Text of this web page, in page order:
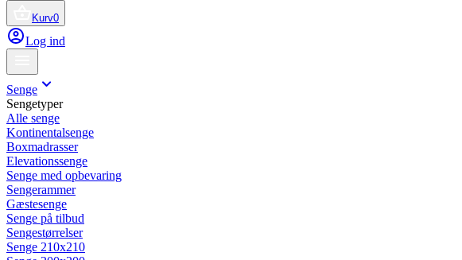
Kurv0
Log ind
Senge
Sengetyper
Alle senge
Kontinentalsenge
Boxmadrasser
Elevationssenge
Senge med opbevaring
Sengerammer
Gæstesenge
Senge på tilbud
Sengestørrelser
Senge 210x210